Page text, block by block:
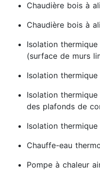
Chaudière bois à
Chaudière bois à
Isolation
(surface de murs
Isolation
Isolation
des plafonds de
Isolation
Chauffe-eau
Pompe à chaleur